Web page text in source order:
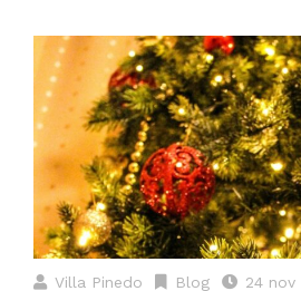
Villa Pinedo Blog 24 nov